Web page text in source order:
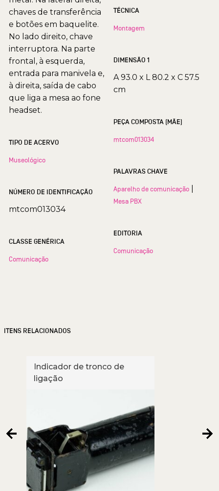
chaves de transferência
e botões em baquelite.
No lado direito, chave
interruptora. Na parte
frontal, à esquerda,
entrada para manivela e,
à direita, saída de cabo
que liga a mesa ao fone
headset.
TIPO DE ACERVO
Museológico
NÚMERO DE IDENTIFICAÇÃO
mtcom013034
CLASSE GENÉRICA
Comunicação
TÉCNICA
Montagem
DIMENSÃO 1
A 93.0 x L 80.2 x C 57.5
cm
PEÇA COMPOSTA (MÃE)
mtcom013034
PALAVRAS CHAVE
Aparelho de comunicação
Mesa PBX
EDITORIA
Comunicação
ITENS RELACIONADOS
Indicador de tronco de
ligação